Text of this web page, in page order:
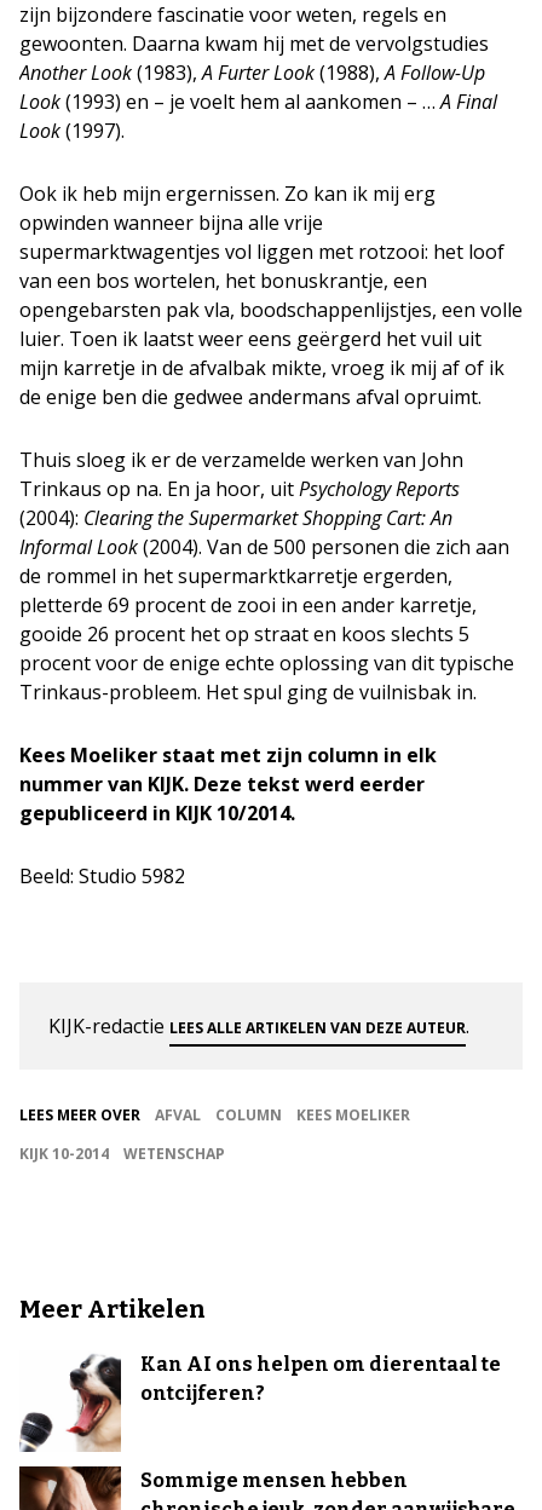
zijn bijzondere fascinatie voor weten, regels en
gewoonten. Daarna kwam hij met de vervolgstudies
Another Look(1983),A Furter Look(1988),A Follow-Up
Look(1993) en – je voelt hem al aankomen – …A Final
Look(1997).
Ook ik heb mijn ergernissen. Zo kan ik mij erg
opwinden wanneer bijna alle vrije
supermarktwagentjes vol liggen met rotzooi: het loof
van een bos wortelen, het bonuskrantje, een
opengebarsten pak vla, boodschappenlijstjes, een volle
luier. Toen ik laatst weer eens geërgerd het vuil uit
mijn karretje in de afvalbak mikte, vroeg ik mij af of ik
de enige ben die gedwee andermans afval opruimt.
Thuis sloeg ik er de verzamelde werken van John
Trinkaus op na. En ja hoor, uitPsychology Reports
(2004): Clearing the Supermarket Shopping Cart: An
Informal Look(2004). Van de 500 personen die zich aan
de rommel in het supermarktkarretje ergerden,
pletterde 69 procent de zooi in een ander karretje,
gooide 26 procent het op straat en koos slechts 5
procent voor de enige echte oplossing van dit typische
Trinkaus-probleem. Het spul ging de vuilnisbak in.
Kees Moeliker staat met zijn column in elk
nummer van KIJK. Deze tekst werd eerder
gepubliceerd in KIJK 10/2014.
Beeld: Studio 5982
KIJK-redactie LEES ALLE ARTIKELEN VAN DEZE AUTEUR.
LEES MEER OVER AFVAL COLUMN
KEES MOELIKER
KIJK 10-2014
WETENSCHAP
Meer Artikelen
Kan AI ons helpen om dierentaal te
ontcijferen?
Sommige mensen hebben